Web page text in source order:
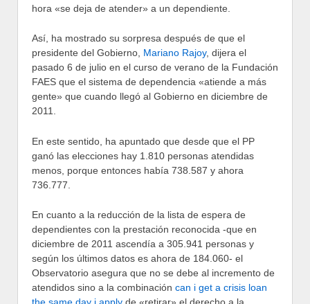
hora «se deja de atender» a un dependiente.
Así, ha mostrado su sorpresa después de que el
presidente del Gobierno, Mariano Rajoy, dijera el
pasado 6 de julio en el curso de verano de la Fundación
FAES que el sistema de dependencia «atiende a más
gente» que cuando llegó al Gobierno en diciembre de
2011.
En este sentido, ha apuntado que desde que el PP
ganó las elecciones hay 1.810 personas atendidas
menos, porque entonces había 738.587 y ahora
736.777.
En cuanto a la reducción de la lista de espera de
dependientes con la prestación reconocida -que en
diciembre de 2011 ascendía a 305.941 personas y
según los últimos datos es ahora de 184.060- el
Observatorio asegura que no se debe al incremento de
atendidos sino a la combinación can i get a crisis loan